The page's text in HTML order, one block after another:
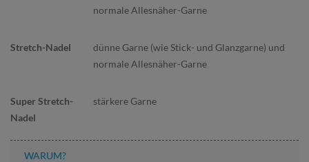
normale Allesnäher-Garne
dünne Garne (wie Stick- und Glanzgarne) und
normale Allesnäher-Garne
stärkere Garne
WARUM?